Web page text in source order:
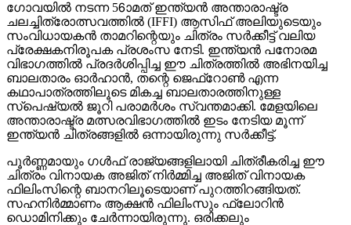
ഗോവയില്‍ നടന്ന 56ാമത് ഇന്ത്യന്‍ അന്താരാഷ്ട്ര
ചലച്ചിത്രോത്സവത്തില്‍ (IFFI) ആസിഫ് അലിയുടെയും
സംവിധായകന്‍ താമറിന്റെയും ചിത്രം സര്‍ക്കീട്ട് വലിയ
പ്രേക്ഷകനിരൂപക പ്രശംസ നേടി. ഇന്ത്യന്‍ പനോരമ
വിഭാഗത്തില്‍ പ്രദര്‍ശിപ്പിച്ച ഈ ചിത്രത്തില്‍ അഭിനയിച്ച
ബാലതാരം ഓര്‍ഹാന്‍, തന്റെ ജെഫ്‌റോണ്‍ എന്ന
കഥാപാത്രത്തിലൂടെ മികച്ച ബാലതാരത്തിനുള്ള
സ്‌പെഷ്യല്‍ ജൂറി പരാമര്‍ശം സ്വന്തമാക്കി. മേളയിലെ
അന്താരാഷ്ട്ര മത്സരവിഭാഗത്തില്‍ ഇടം നേടിയ മൂന്ന്
ഇന്ത്യന്‍ ചിത്രങ്ങളില്‍ ഒന്നായിരുന്നു സര്‍ക്കീട്ട്.
പൂര്‍ണ്ണമായും ഗള്‍ഫ് രാജ്യങ്ങളിലായി ചിത്രീകരിച്ച ഈ
ചിത്രം വിനായക അജിത് നിര്‍മ്മിച്ച അജിത് വിനായക
ഫിലിംസിന്റെ ബാനറിലൂടെയാണ് പുറത്തിറങ്ങിയത്.
സഹനിര്‍മ്മാണം ആക്ഷന്‍ ഫിലിംസും ഫ്‌ലോറിന്‍
ഡൊമിനിക്കും ചേര്‍ന്നായിരുന്നു. ഒരിക്കലും